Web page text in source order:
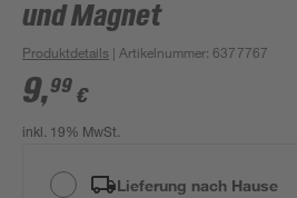
und Magnet
Produktdetails | Artikelnummer:6377767
9,99 €
inkl. 19% MwSt.
Lieferung nach Hause